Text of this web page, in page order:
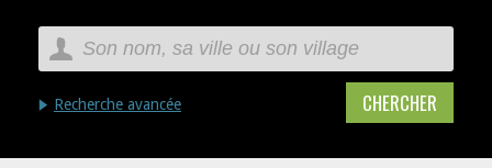
Recherche avancée